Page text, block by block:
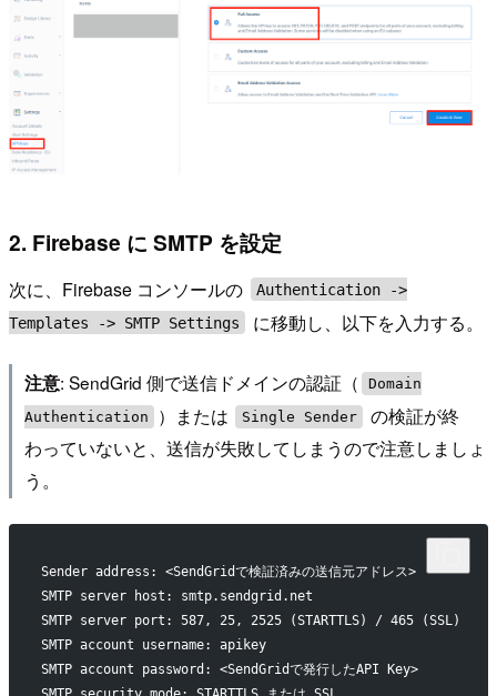
2. Firebase に SMTP を設定
次に、Firebase コンソールの
Authentication ->
Templates -> SMTP Settings
に移動し、以下を入力する。
注意: SendGrid 側で送信ドメインの認証（
Domain
Authentication
）または Single Sender
の検証が終
わっていないと、送信が失敗してしまうので注意しましょ
う。
Sender address: <SendGridで検証済みの送信元アドレス>
SMTP server host: smtp.sendgrid.net
SMTP server port: 587, 25, 2525 (STARTTLS) / 465 (SSL)
SMTP account username: apikey
SMTP account password: <SendGridで発行したAPI Key>